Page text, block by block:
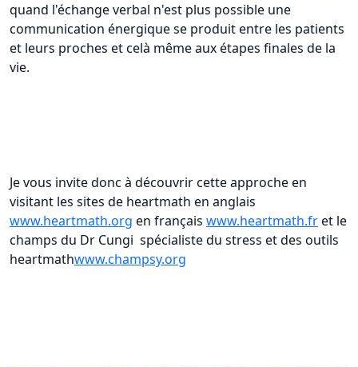
quand l'échange verbal n'est plus possible une
communication énergique se produit entre les patients
et leurs proches et celà même aux étapes finales de la
vie.
Je vous invite donc à découvrir cette approche en
visitant les sites de heartmath en anglais
www.heartmath.org en français www.heartmath.fret le
champs du Dr Cungi spécialiste du stress et des outils
heartmathwww.champsy.org